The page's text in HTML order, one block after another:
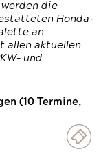
die
Honda-
an
allen aktuellen
und
(10 Termine,